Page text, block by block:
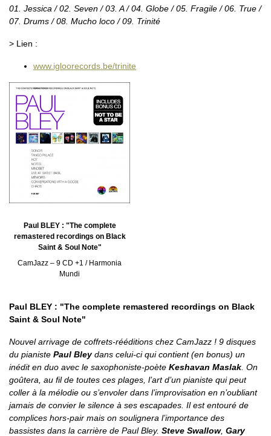
01. Jessica / 02. Seven / 03. A / 04. Globe / 05. Fragile / 06. True /
07. Drums / 08. Mucho loco / 09. Trinité
> Lien :
www.igloorecords.be/trinite
Paul BLEY : "The complete
remastered recordings on Black
Saint & Soul Note"
CamJazz – 9 CD +1 / Harmonia
Mundi
Paul BLEY : "The complete remastered recordings on Black
Saint & Soul Note"
Nouvel arrivage de coffrets-rééditions chez CamJazz ! 9 disques
du pianiste Paul Bleydans celui-ci qui contient (en bonus) un
inédit en duo avec le saxophoniste-poète Keshavan Maslak . On
goûtera, au fil de toutes ces plages, l’art d’un pianiste qui peut
coller à la mélodie ou s’envoler dans l’improvisation en n’oubliant
jamais de convier le silence à ses escapades. Il est entouré de
complices hors-pair mais on soulignera l’importance des
bassistes dans la carrière de Paul Bley. Steve Swallow, Gary